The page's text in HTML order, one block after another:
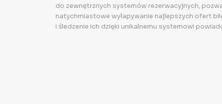
do zewnętrznych systemów rezerwacyjnych,
natychmiastowe wyłapywanie najlepszych ofert
i śledzenie ich dzięki unikalnemu systemowi